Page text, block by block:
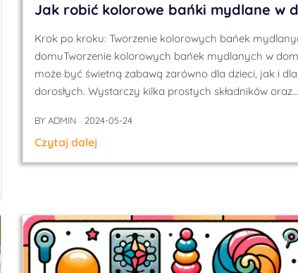
Jak robić kolorowe bańki mydlane w
Krok po kroku: Tworzenie kolorowych bańek
domuTworzenie kolorowych bańek mydlanych w
może być świetną zabawą zarówno dla dzieci, jak i dla
dorosłych. Wystarczy kilka prostych składników oraz…
BY ADMIN 2024-05-24
Czytaj dalej